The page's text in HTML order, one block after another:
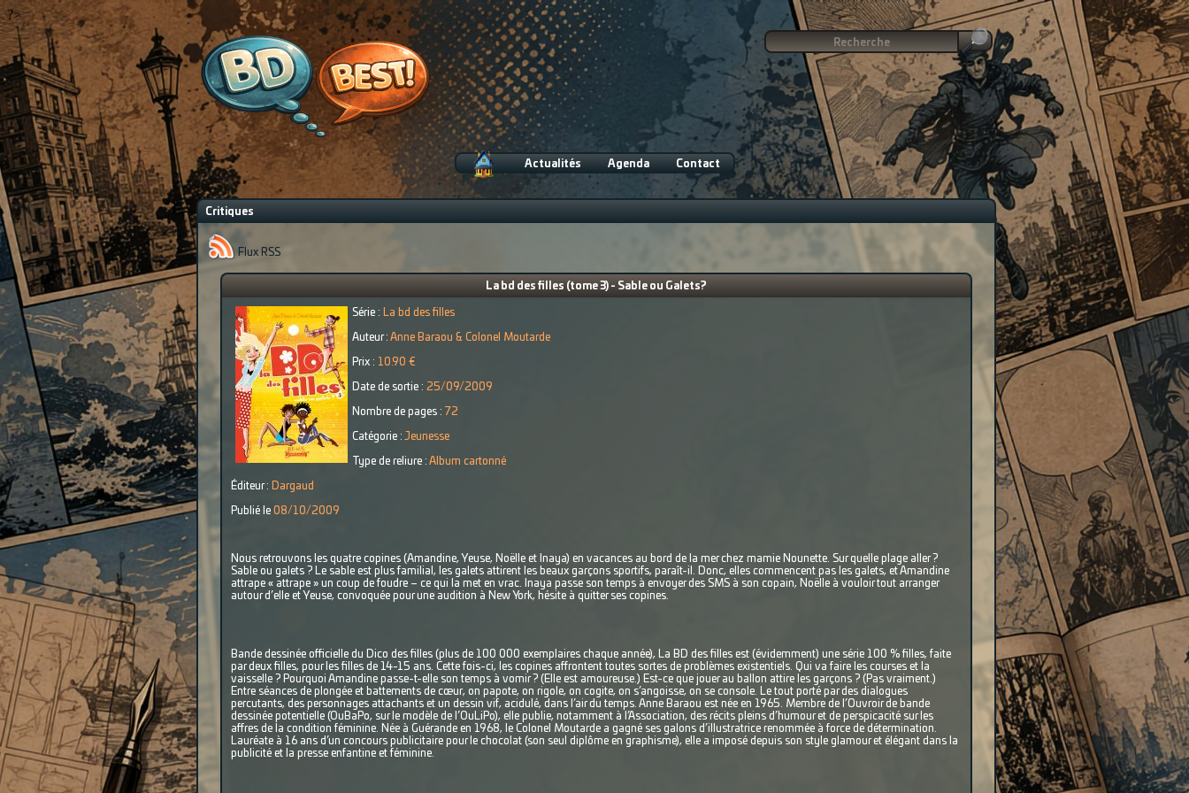
?>
Actualités Agenda Contact
Critiques
Flux RSS
La bd des filles (tome 3) - Sable ou Galets?
Série : La bd des filles
Auteur : Anne Baraou & Colonel Moutarde
Prix : 10.90 €
Date de sortie : 25/09/2009
Nombre de pages : 72
Catégorie : Jeunesse
Type de reliure : Album cartonné
Éditeur : Dargaud
Publié le 08/10/2009
Nous retrouvons les quatre copines (Amandine, Yeuse, Noëlle et Inaya) en vacances au bord de la mer chez mamie Nounette. Sur quelle plage aller ?
Sable ou galets ? Le sable est plus familial, les galets attirent les beaux garçons sportifs, paraît-il. Donc, elles commencent pas les galets, et Amandine
attrape « attrape » un coup de foudre – ce qui la met en vrac. Inaya passe son temps à envoyer des SMS à son copain, Noëlle à vouloir tout arranger
autour d’elle et Yeuse, convoquée pour une audition à New York, hésite à quitter ses copines.
Bande dessinée officielle du Dico des filles (plus de 100 000 exemplaires chaque année), La BD des filles est (évidemment) une série 100 % filles, faite
par deux filles, pour les filles de 14-15 ans. Cette fois-ci, les copines affrontent toutes sortes de problèmes existentiels. Qui va faire les courses et la
vaisselle ? Pourquoi Amandine passe-t-elle son temps à vomir ? (Elle est amoureuse.) Est-ce que jouer au ballon attire les garçons ? (Pas vraiment.)
Entre séances de plongée et battements de cœur, on papote, on rigole, on cogite, on s’angoisse, on se console. Le tout porté par des dialogues
percutants, des personnages attachants et un dessin vif, acidulé, dans l’air du temps. Anne Baraou est née en 1965. Membre de l’Ouvroir de bande
dessinée potentielle (OuBaPo, sur le modèle de l’OuLiPo), elle publie, notamment à l’Association, des récits pleins d’humour et de perspicacité sur les
affres de la condition féminine. Née à Guérande en 1968, le Colonel Moutarde a gagné ses galons d’illustratrice renommée à force de détermination.
Lauréate à 16 ans d’un concours publicitaire pour le chocolat (son seul diplôme en graphisme), elle a imposé depuis son style glamour et élégant dans la
publicité et la presse enfantine et féminine.